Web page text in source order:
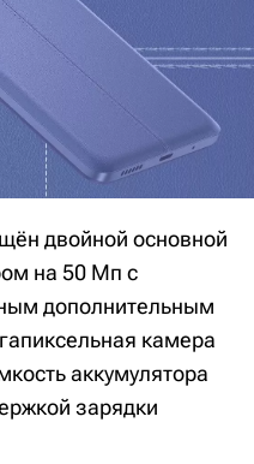
двойной основной
на 50 Мп с
дополнительным
камера
аккумулятора
зарядки